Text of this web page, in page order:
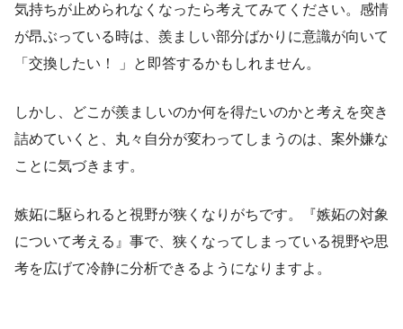
気持ちが止められなくなったら考えてみてください。感情
が昂ぶっている時は、羨ましい部分ばかりに意識が向いて
「交換したい！ 」と即答するかもしれません。
しかし、どこが羨ましいのか何を得たいのかと考えを突き
詰めていくと、丸々自分が変わってしまうのは、案外嫌な
ことに気づきます。
嫉妬に駆られると視野が狭くなりがちです。『嫉妬の対象
について考える』事で、狭くなってしまっている視野や思
考を広げて冷静に分析できるようになりますよ。